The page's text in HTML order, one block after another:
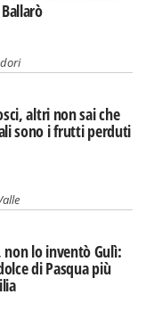
altri non sai che
sono i frutti perduti
non lo inventò Gulì:
di Pasqua più